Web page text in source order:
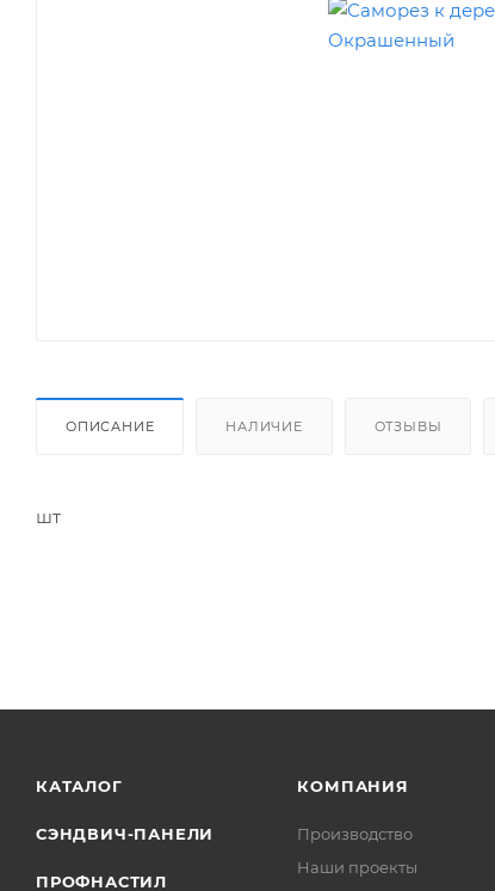
ОПИСАНИЕ НАЛИЧИЕ ОТЗЫВЫ
шт
КАТАЛОГ
СЭНДВИЧ-ПАНЕЛИ
ПРОФНАСТИЛ
КОМПАНИЯ
Производство
Наши проекты